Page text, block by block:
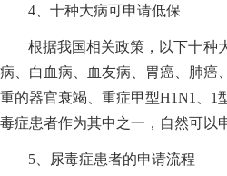
4、十种大病可申请低保
根据我国相关政策，以下十种
病、白血病、血友病、胃癌、肺癌
重的器官衰竭、重症甲型H1N1、1
毒症患者作为其中之一，自然可以
5、尿毒症患者的申请流程